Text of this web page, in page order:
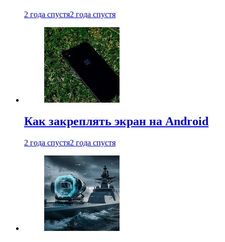
2 года спустя2 года спустя
Как закреплять экран на Android
2 года спустя2 года спустя